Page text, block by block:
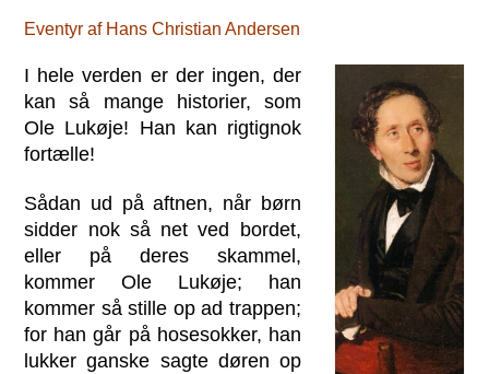
Eventyr af Hans Christian Andersen
I hele verden er der ingen, der
kan så mange historier, som
Ole Lukøje! Han kan rigtignok
fortælle!
Sådan ud på aftnen, når børn
sidder nok så net ved bordet,
eller på deres skammel,
kommer Ole Lukøje; han
kommer så stille op ad trappen;
for han går på hosesokker, han
lukker ganske sagte døren op